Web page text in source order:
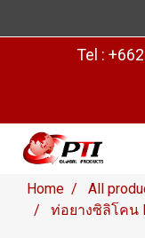
Tel :
Home All
ท่อยางซิลิโคน